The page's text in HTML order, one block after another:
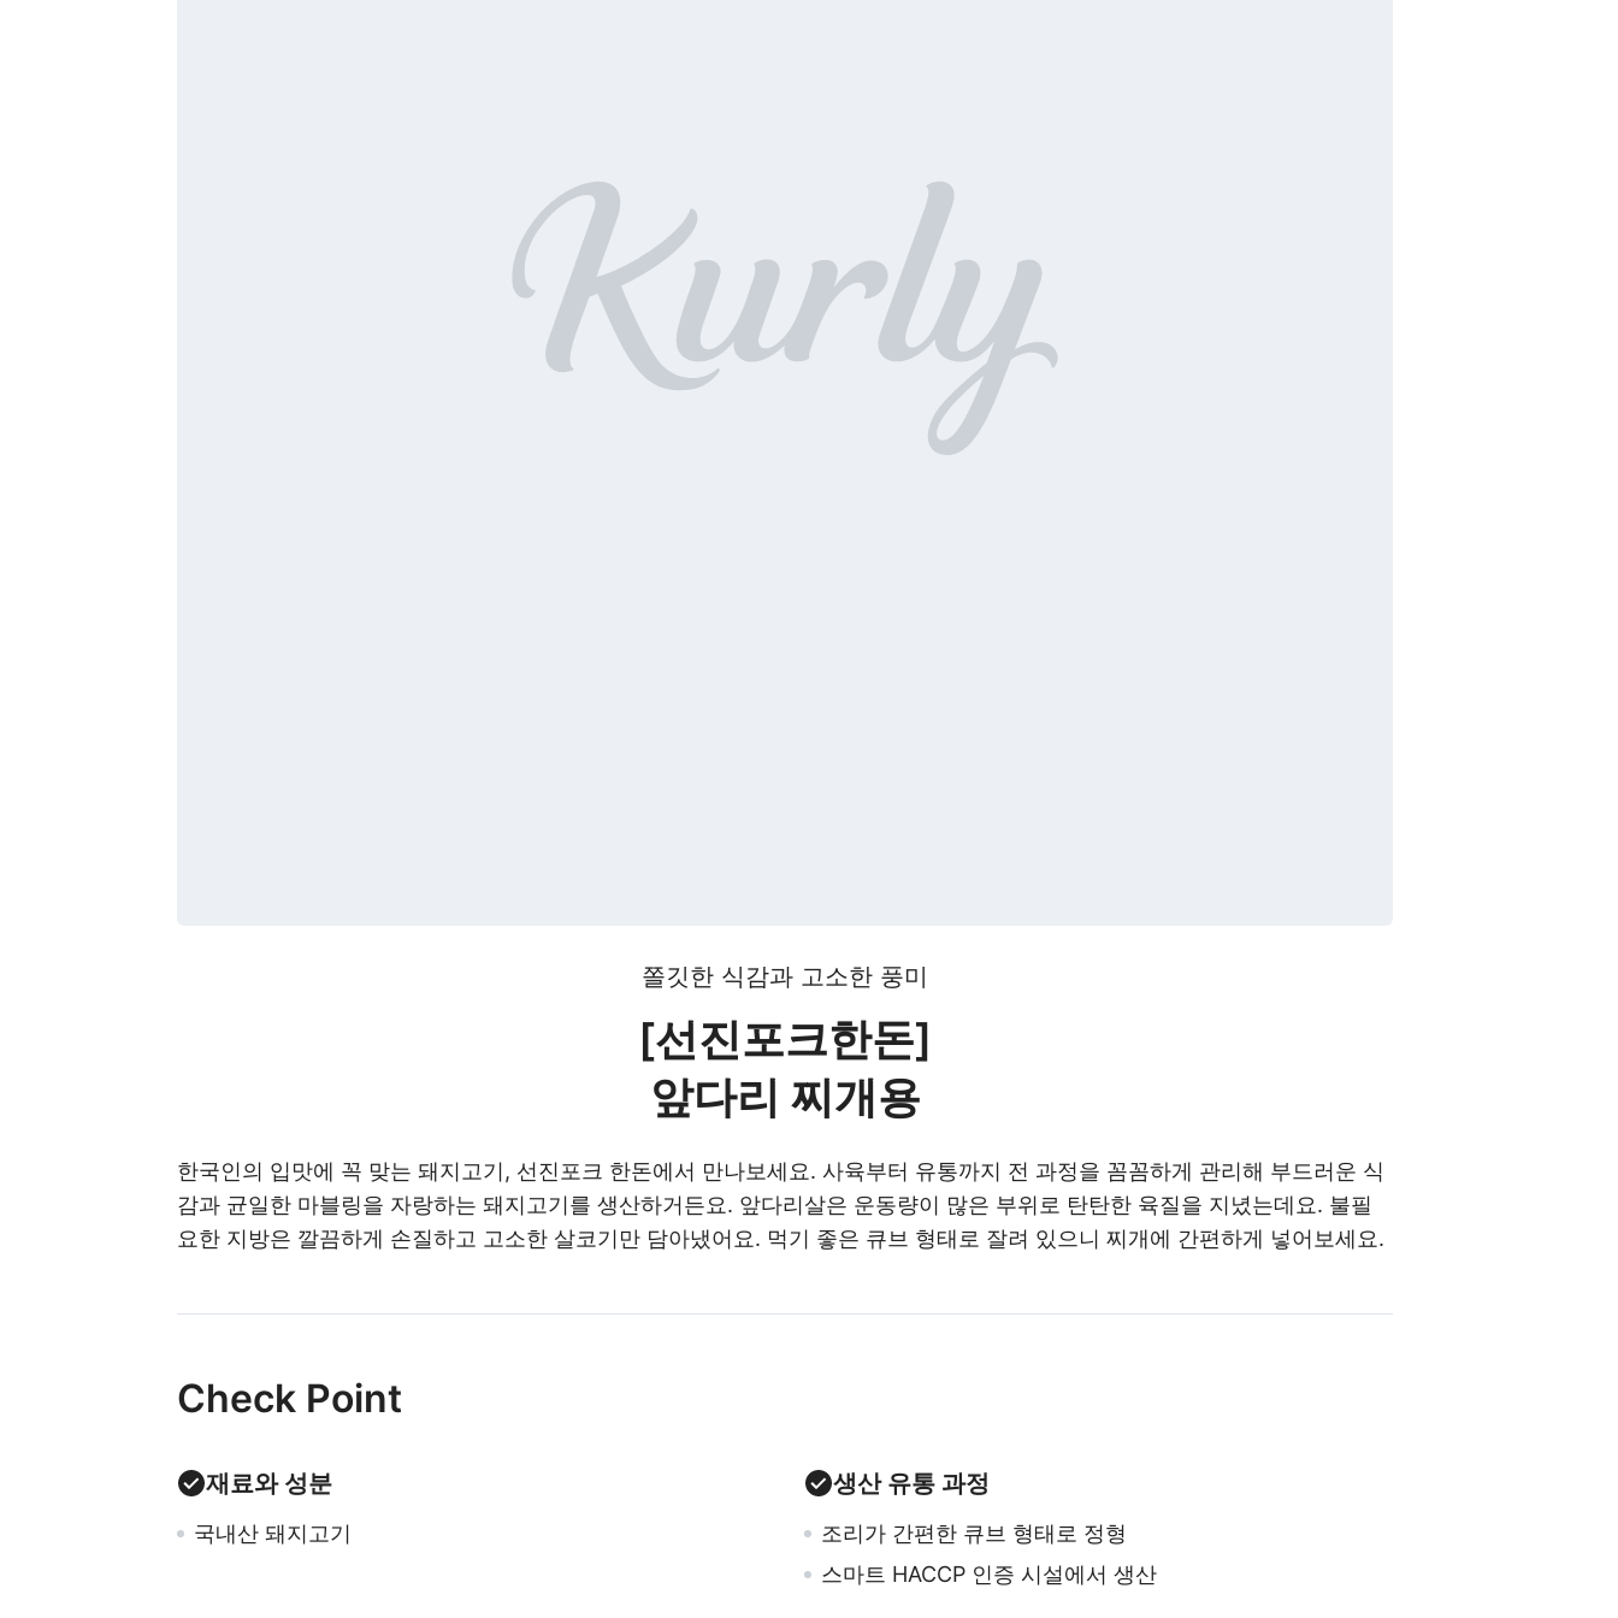
쫄깃한 식감과 고소한 풍미
[선진포크한돈]
앞다리 찌개용
한국인의 입맛에 꼭 맞는 돼지고기, 선진포크 한돈에서 만나보세요. 사육부터 유통까지 전 과정을 꼼꼼하게 관리해 부드러운 식
감과 균일한 마블링을 자랑하는 돼지고기를 생산하거든요. 앞다리살은 운동량이 많은 부위로 탄탄한 육질을 지녔는데요. 불필
요한 지방은 깔끔하게 손질하고 고소한 살코기만 담아냈어요. 먹기 좋은 큐브 형태로 잘려 있으니 찌개에 간편하게 넣어보세요.
Check Point
재료와 성분
국내산 돼지고기
생산 유통 과정
조리가 간편한 큐브 형태로 정형
스마트 HACCP 인증 시설에서 생산